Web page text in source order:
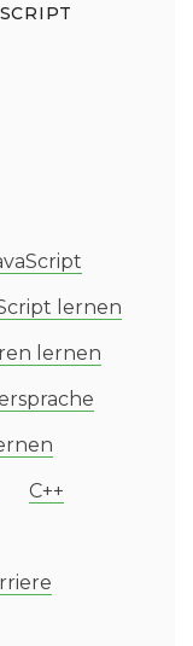
lernen
lernen
C++